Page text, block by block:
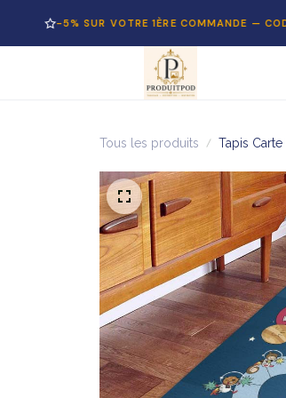
SUR VOTRE 1ÈRE COMMANDE — CODE
Tous les produits Tapis